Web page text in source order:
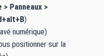
Panneaux >
)
numérique)
positionner sur la